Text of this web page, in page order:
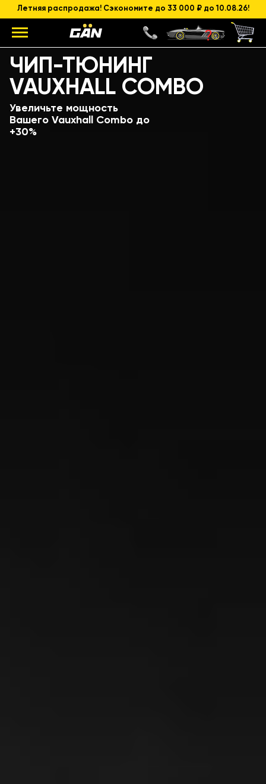
Летняя распродажа! Сэкономите до 33 000 ₽ до 10.08.26!
ЧИП-ТЮНИНГ
VAUXHALL COMBO
Увеличьте мощность
Вашего Vauxhall Combo до
+30%
Модель
Объем и мощность ДВС